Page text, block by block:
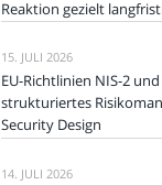
Reaktion gezielt
15. JULI 2026
EU-Richtlinien NIS-2
strukturiertes
Security Design
14. JULI 2026